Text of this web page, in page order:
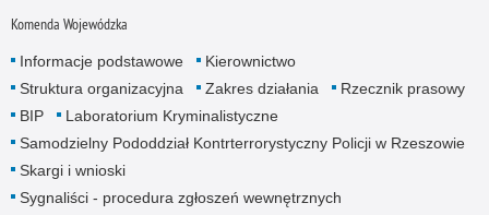
Komenda Wojewódzka
Informacje podstawowe
Kierownictwo
Struktura organizacyjna
Zakres działania
Rzecznik prasowy
BIP
Laboratorium Kryminalistyczne
Samodzielny Pododdział Kontrterrorystyczny Policji w Rzeszowie
Skargi i wnioski
Sygnaliści - procedura zgłoszeń wewnętrznych